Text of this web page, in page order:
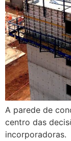
A parede de
centro das
incorporadoras.